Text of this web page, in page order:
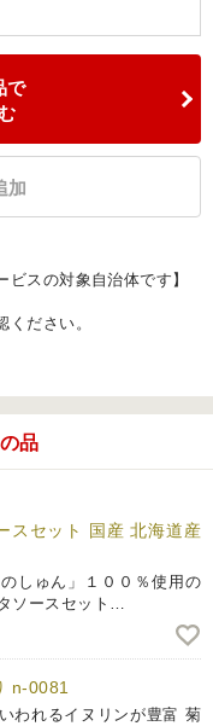
で
加
ビスの対象自治体です】
ださい。
品
スセット 国産 北海道産
しゅん」１００％使用の
ソースセット…
n-0081
われるイヌリンが豊富 菊